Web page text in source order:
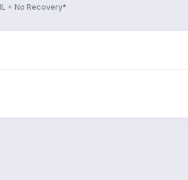
+ No Recovery*